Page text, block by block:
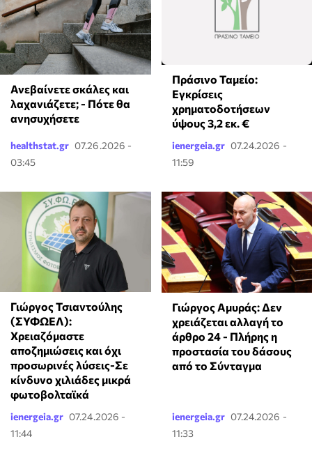
Ανεβαίνετε σκάλες και
λαχανιάζετε; - Πότε θα
ανησυχήσετε
healthstat.gr 07.26.2026 -
03:45
Πράσινο Ταμείο:
Εγκρίσεις
χρηματοδοτήσεων
ύψους 3,2 εκ. €
ienergeia.gr 07.24.2026 -
11:59
Γιώργος Τσιαντούλης
(ΣΥΦΩΕΛ):
Χρειαζόμαστε
αποζημιώσεις και όχι
προσωρινές λύσεις-Σε
κίνδυνο χιλιάδες μικρά
φωτοβολταϊκά
ienergeia.gr 07.24.2026 -
11:44
Γιώργος Αμυράς: Δεν
χρειάζεται αλλαγή το
άρθρο 24 - Πλήρης η
προστασία του δάσους
από το Σύνταγμα
ienergeia.gr 07.24.2026 -
11:33